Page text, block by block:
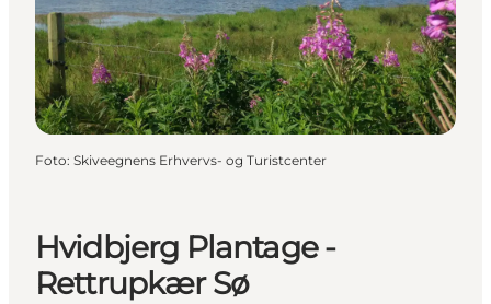
Reiseplanung
Hvidbjerg Plantage -
Rettrupkær Sø
Foto: Skiveegnens Erhvervs- og Turistcenter